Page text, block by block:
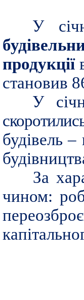
У
продукції
становив
У
будівель
За
чином: